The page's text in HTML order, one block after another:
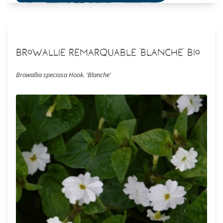
Browallie remarquable 'Blanche' Bio
Browallia speciosa Hook. 'Blanche'